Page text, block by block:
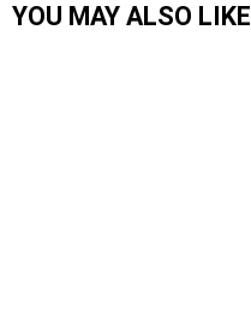
YOU MAY ALSO LIKE